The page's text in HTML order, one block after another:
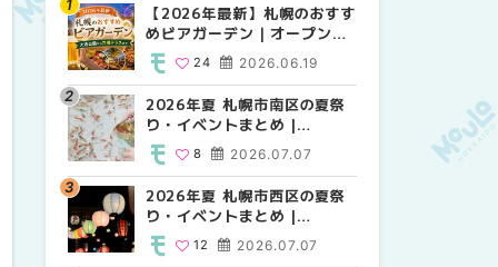
【2026年最新】札幌のおすす
めビアガーデン｜オープン日
順に徹底紹介！大通公園から
穴場テラスまで | MouLa
HOKKAIDO
2026.06.19
24
2026年夏 札幌市南区の夏祭
り・イベントまとめ |
MouLa HOKKAIDO
2026.07.07
8
2026年夏 札幌市西区の夏祭
り・イベントまとめ |
MouLa HOKKAIDO
2026.07.07
12
【2026年最新】札幌のおすす
めビアガーデン｜オープン日
穴場テラスまで | MouLa
HOKKAIDO
24
2026年夏 札幌市西区の夏祭
り・イベントまとめ |
12
2026年夏 札幌市北区の夏祭
り・イベントまとめ |
9
【2026年最新】札幌のおすす
めビアガーデン｜オープン日
穴場テラスまで | MouLa
HOKKAIDO
24
2026年夏 札幌市北区の夏祭
り・イベントまとめ |
9
2026年夏 札幌市西区の夏祭
り・イベントまとめ |
12